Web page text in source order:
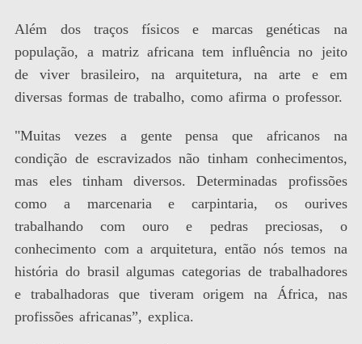
Além dos traços físicos e marcas genéticas na
população, a matriz africana tem influência no jeito
de viver brasileiro, na arquitetura, na arte e em
diversas formas de trabalho, como afirma o professor.
"Muitas vezes a gente pensa que africanos na
condição de escravizados não tinham conhecimentos,
mas eles tinham diversos. Determinadas profissões
como a marcenaria e carpintaria, os ourives
trabalhando com ouro e pedras preciosas, o
conhecimento com a arquitetura, então nós temos na
história do brasil algumas categorias de trabalhadores
e trabalhadoras que tiveram origem na África, nas
profissões africanas”, explica.